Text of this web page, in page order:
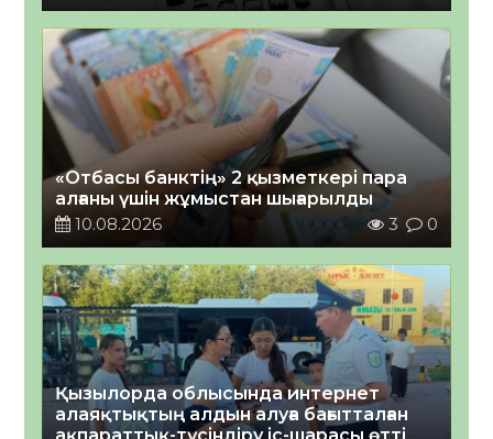
«Отбасы банктің» 2 қызметкері пара
алғаны үшін жұмыстан шығарылды
10.08.2026
3 0
Қызылорда облысында интернет
алаяқтықтың алдын алуға бағытталған